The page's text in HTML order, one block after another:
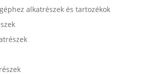
alkatrészek és tartozékok